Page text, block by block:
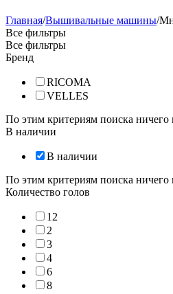
Главная/Вышивальные машины/
Все фильтры
Все фильтры
Бренд
RICOMA
VELLES
По этим критериям поиска ничего
В наличии
В наличии
По этим критериям поиска ничего
Количество голов
12
2
3
4
6
8